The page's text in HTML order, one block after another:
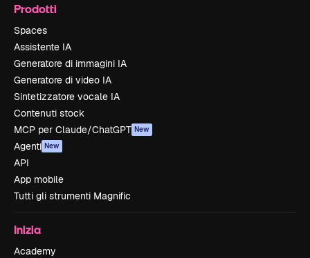
Prodotti
Spaces
Assistente IA
Generatore di immagini IA
Generatore di video IA
Sintetizzatore vocale IA
Contenuti stock
MCP per Claude/ChatGPT New
Agenti New
API
App mobile
Tutti gli strumenti Magnific
Inizia
Academy